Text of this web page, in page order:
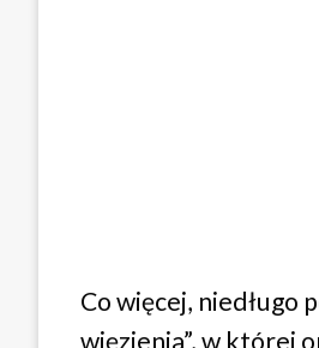
Co więcej, niedługo
więzienia”, w której